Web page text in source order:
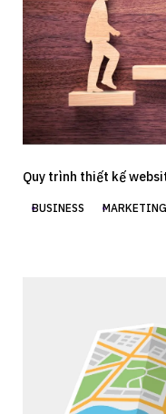
Quy trình thiết kế
BUSINESS MARKETING